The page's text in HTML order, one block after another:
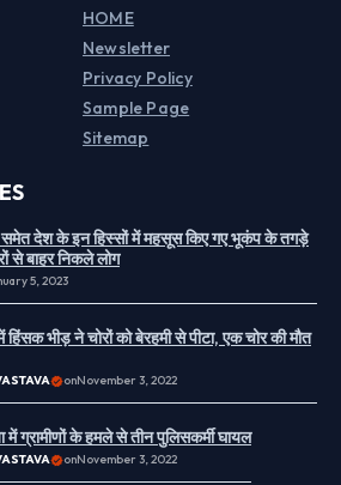
HOME
Newsletter
Privacy Policy
Sample Page
Sitemap
समेत देश के इन हिस्सों में महसूस किए गए भूकंप के तगड़े
से बाहर निकले लोग
5, 2023
हिंसक भीड़ ने चोरों को बेरहमी से पीटा, एक चोर की मौत
onNovember 3, 2022
में ग्रामीणों के हमले से तीन पुलिसकर्मी घायल
onNovember 3, 2022